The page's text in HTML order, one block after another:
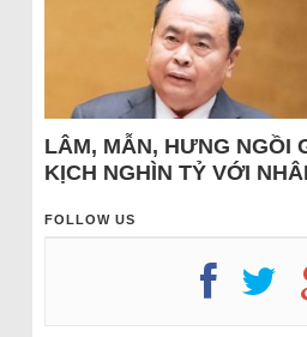
LÂM, MẪN, HƯNG NGỒI
KỊCH NGHÌN TỶ VỚI
FOLLOW US